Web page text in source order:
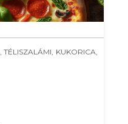
TÉLISZALÁMI, KUKORICA,